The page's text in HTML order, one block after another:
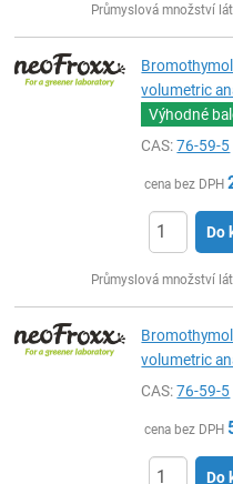
Průmyslová množství
volumetric
Výhodné
CAS:76-59-5
cena bez DPH
Do
Průmyslová množství
volumetric
CAS:76-59-5
cena bez DPH
Do